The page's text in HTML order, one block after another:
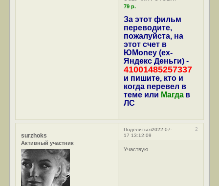
79 р.
За этот фильм
переводите,
пожалуйста, на
этот счет в
ЮMoney (ex-
Яндекс Деньги) -
41001485257337
и пишите, кто и
когда перевел в
теме или Магда в
ЛС
Поделиться 2
2022-07-
17 13:12:09
surzhoks
Активный участник
Участвую.